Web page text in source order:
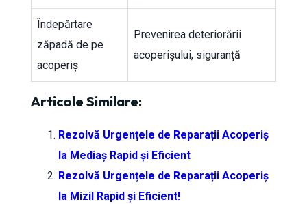
Îndepărtare
zăpadă de pe
acoperiș
Prevenirea deteriorării
acoperișului, siguranță
Articole Similare:
Rezolvă Urgențele de Reparații Acoperiș
la Mediaș Rapid și Eficient
Rezolvă Urgențele de Reparații Acoperiș
la Mizil Rapid și Eficient!